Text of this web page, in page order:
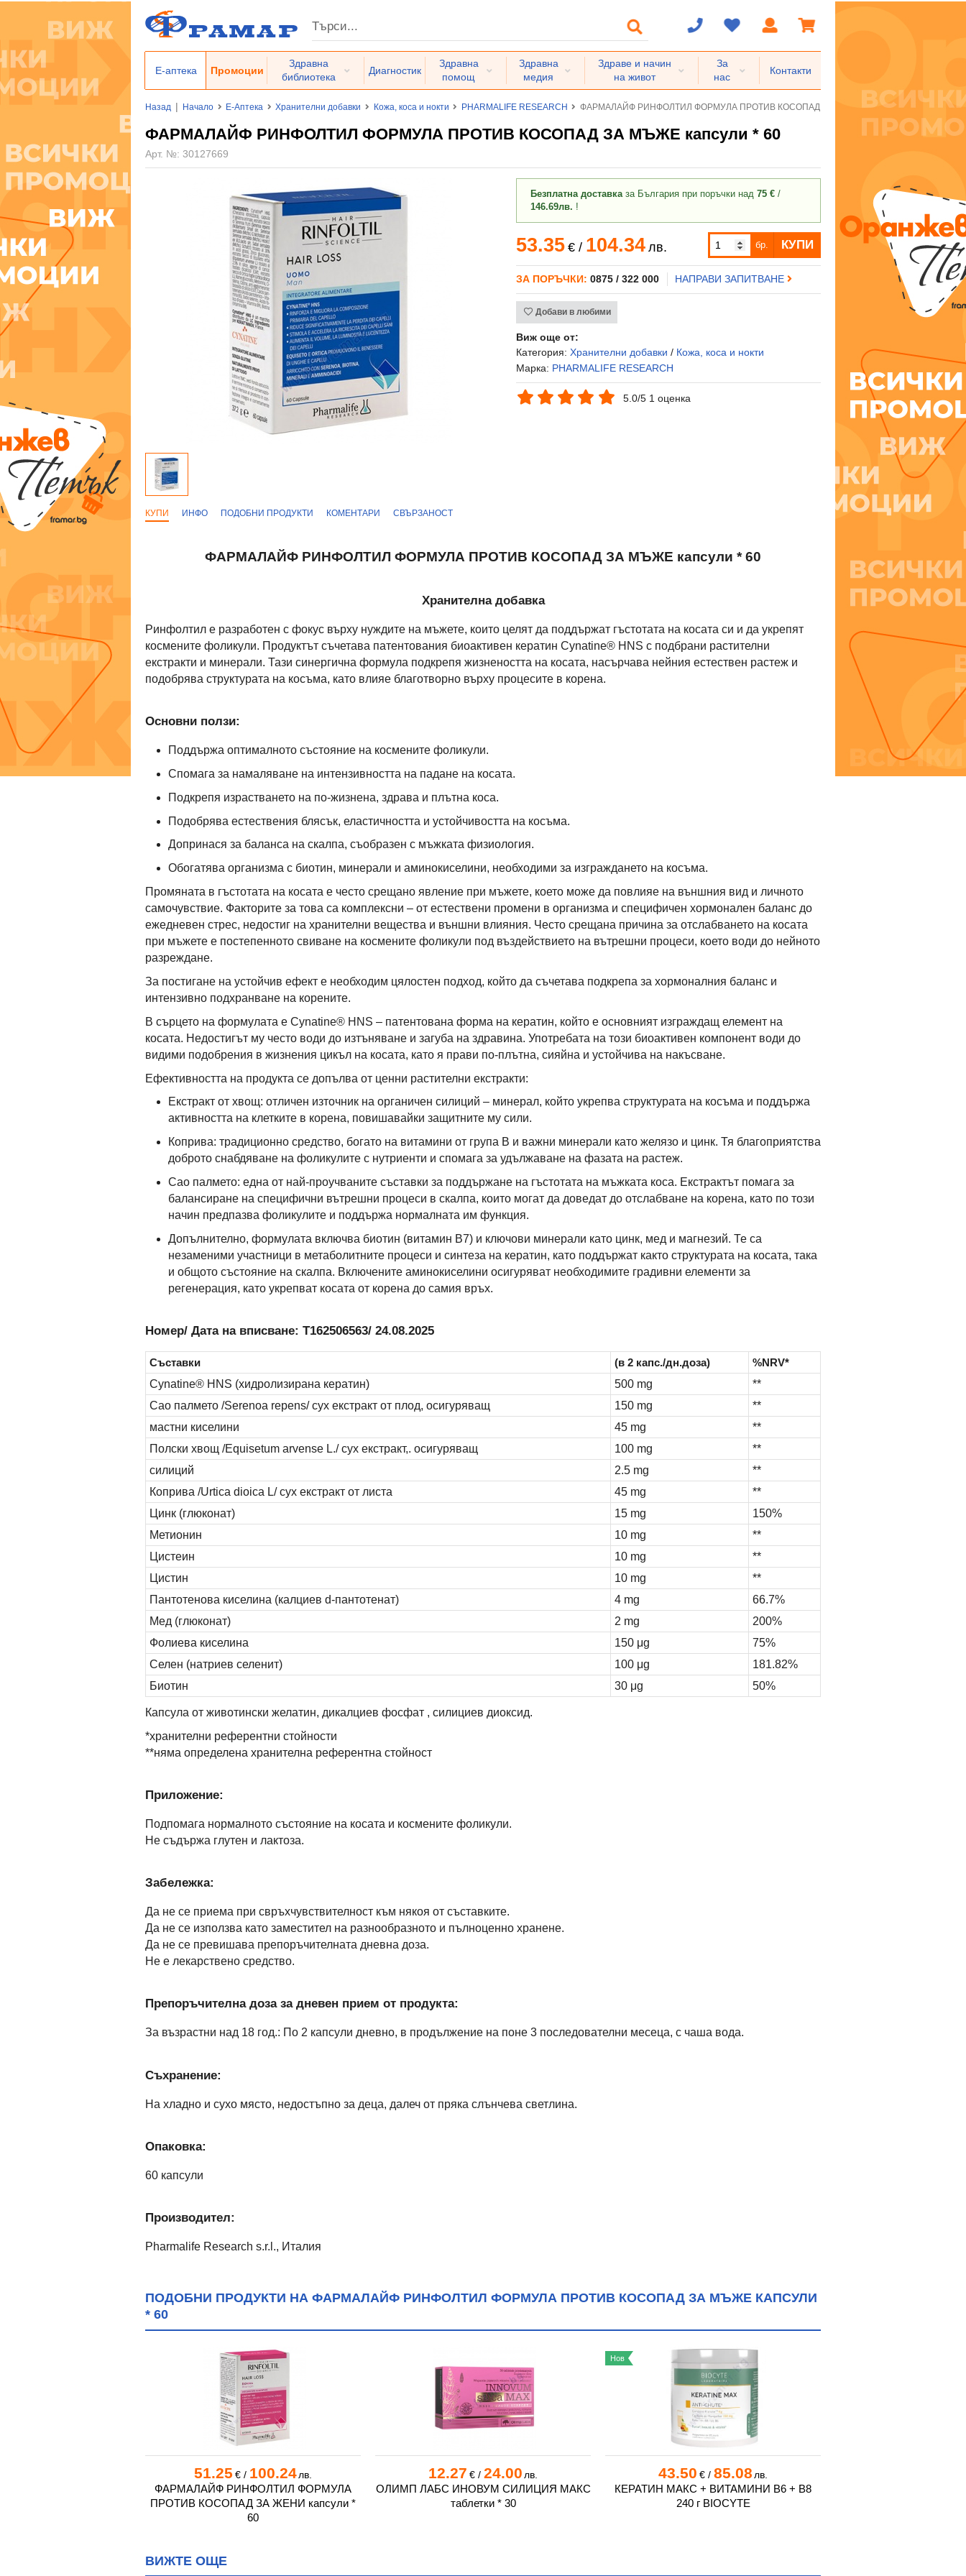
Е-аптека Промоции
Здравна
библиотека
Диагностик
Здравна
помощ
Здравна
медия
Здраве и начин
на живот
За
нас
Контакти
Назад | Начало Е-Аптека Хранителни добавки Кожа, коса и нокти PHARMALIFE RESEARCH ФАРМАЛАЙФ РИНФОЛТИЛ ФОРМУЛА ПРОТИВ КОСОПАД ЗА МЪЖЕ капсули * 60
ФАРМАЛАЙФ РИНФОЛТИЛ ФОРМУЛА ПРОТИВ КОСОПАД ЗА МЪЖЕ капсули * 60
Арт. №: 30127669
Безплатна доставказа България при поръчки над 75 € /
146.69лв. !
53.35 €/ 104.34 лв. бр. КУПИ
ЗА ПОРЪЧКИ: 0875 / 322 000 НАПРАВИ ЗАПИТВАНЕ
Добави в любими
Виж още от:
Категория:Хранителни добавки / Кожа, коса и нокти
Марка: PHARMALIFE RESEARCH
5.0/5 1 оценка
КУПИ ИНФО ПОДОБНИ ПРОДУКТИ КОМЕНТАРИ СВЪРЗАНОСТ
ФАРМАЛАЙФ РИНФОЛТИЛ ФОРМУЛА ПРОТИВ КОСОПАД ЗА МЪЖЕ капсули * 60
Хранителна добавка
Ринфолтил е разработен с фокус върху нуждите на мъжете, които целят да поддържат гъстотата на косата си и да укрепят
космените фоликули. Продуктът съчетава патентования биоактивен кератин Cynatine® HNS с подбрани растителни
екстракти и минерали. Тази синергична формула подкрепя жизнеността на косата, насърчава нейния естествен растеж и
подобрява структурата на косъма, като влияе благотворно върху процесите в корена.
Основни ползи:
Поддържа оптималното състояние на космените фоликули.
Спомага за намаляване на интензивността на падане на косата.
Подкрепя израстването на по-жизнена, здрава и плътна коса.
Подобрява естествения блясък, еластичността и устойчивостта на косъма.
Допринася за баланса на скалпа, съобразен с мъжката физиология.
Обогатява организма с биотин, минерали и аминокиселини, необходими за изграждането на косъма.
Промяната в гъстотата на косата е често срещано явление при мъжете, което може да повлияе на външния вид и личното
самочувствие. Факторите за това са комплексни – от естествени промени в организма и специфичен хормонален баланс до
ежедневен стрес, недостиг на хранителни вещества и външни влияния. Често срещана причина за отслабването на косата
при мъжете е постепенното свиване на космените фоликули под въздействието на вътрешни процеси, което води до нейното
разреждане.
За постигане на устойчив ефект е необходим цялостен подход, който да съчетава подкрепа за хормоналния баланс и
интензивно подхранване на корените.
В сърцето на формулата е Cynatine® HNS – патентована форма на кератин, който е основният изграждащ елемент на
косата. Недостигът му често води до изтъняване и загуба на здравина. Употребата на този биоактивен компонент води до
видими подобрения в жизнения цикъл на косата, като я прави по-плътна, сияйна и устойчива на накъсване.
Ефективността на продукта се допълва от ценни растителни екстракти:
Екстракт от хвощ: отличен източник на органичен силиций – минерал, който укрепва структурата на косъма и поддържа
активността на клетките в корена, повишавайки защитните му сили.
Коприва: традиционно средство, богато на витамини от група B и важни минерали като желязо и цинк. Тя благоприятства
доброто снабдяване на фоликулите с нутриенти и спомага за удължаване на фазата на растеж.
Сао палмето: една от най-проучваните съставки за поддържане на гъстотата на мъжката коса. Екстрактът помага за
балансиране на специфични вътрешни процеси в скалпа, които могат да доведат до отслабване на корена, като по този
начин предпазва фоликулите и поддържа нормалната им функция.
Допълнително, формулата включва биотин (витамин B7) и ключови минерали като цинк, мед и магнезий. Те са
незаменими участници в метаболитните процеси и синтеза на кератин, като поддържат както структурата на косата, така
и общото състояние на скалпа. Включените аминокиселини осигуряват необходимите градивни елементи за
регенерация, като укрепват косата от корена до самия връх.
Номер/ Дата на вписване: Т162506563/ 24.08.2025
Съставки (в 2 капс./дн.доза)
%NRV*
Cynatine® HNS (хидролизирана кератин)
500 mg
**
Сао палмето /Serenoa repens/ сух екстракт от плод, осигуряващ
150 mg
**
мастни киселини
45 mg
**
Полски хвощ /Equisetum arvense L./ сух екстракт,. осигуряващ
100 mg
**
силиций
2.5 mg
**
Коприва /Urtica dioica L/ сух екстракт от листа
45 mg
**
Цинк (глюконат)
15 mg
150%
Метионин
10 mg
**
Цистеин
10 mg
**
Цистин
10 mg
**
Пантотенова киселина (калциев d-пантотенат)
4 mg
66.7%
Мед (глюконат)
2 mg
200%
Фолиева киселина
150 μg
75%
Селен (натриев селенит)
100 μg
181.82%
Биотин
30 μg 50%
Капсула от животински желатин, дикалциев фосфат , силициев диоксид.
*хранителни референтни стойности
**няма определена хранителна референтна стойност
Приложение:
Подпомага нормалното състояние на косата и космените фоликули.
Не съдържа глутен и лактоза.
Забележка:
Да не се приема при свръхчувствителност към някоя от съставките.
Да не се използва като заместител на разнообразното и пълноценно хранене.
Да не се превишава препоръчителната дневна доза.
Не е лекарствено средство.
Препоръчителна доза за дневен прием от продукта:
За възрастни над 18 год.: По 2 капсули дневно, в продължение на поне 3 последователни месеца, с чаша вода.
Съхранение:
На хладно и сухо място, недостъпно за деца, далеч от пряка слънчева светлина.
Опаковка:
60 капсули
Производител:
Pharmalife Research s.r.l., Италия
ПОДОБНИ ПРОДУКТИ НА ФАРМАЛАЙФ РИНФОЛТИЛ ФОРМУЛА ПРОТИВ КОСОПАД ЗА МЪЖЕ КАПСУЛИ
* 60
51.25 €/ 100.24 лв.
ФАРМАЛАЙФ РИНФОЛТИЛ ФОРМУЛА
ПРОТИВ КОСОПАД ЗА ЖЕНИ капсули *
60
12.27 €/ 24.00 лв.
ОЛИМП ЛАБС ИНОВУМ СИЛИЦИЯ МАКС
таблетки * 30
43.50 €/ 85.08 лв.
КЕРАТИН МАКС + ВИТАМИНИ B6 + B8
240 г BIOCYTE
Нов
ВИЖТЕ ОЩЕ